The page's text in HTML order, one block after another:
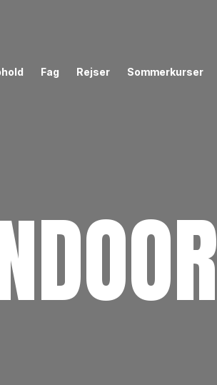
Fag Rejser Sommerkurser